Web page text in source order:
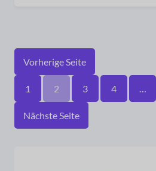
Vorherige Seite
1 2 3 4
Nächste Seite